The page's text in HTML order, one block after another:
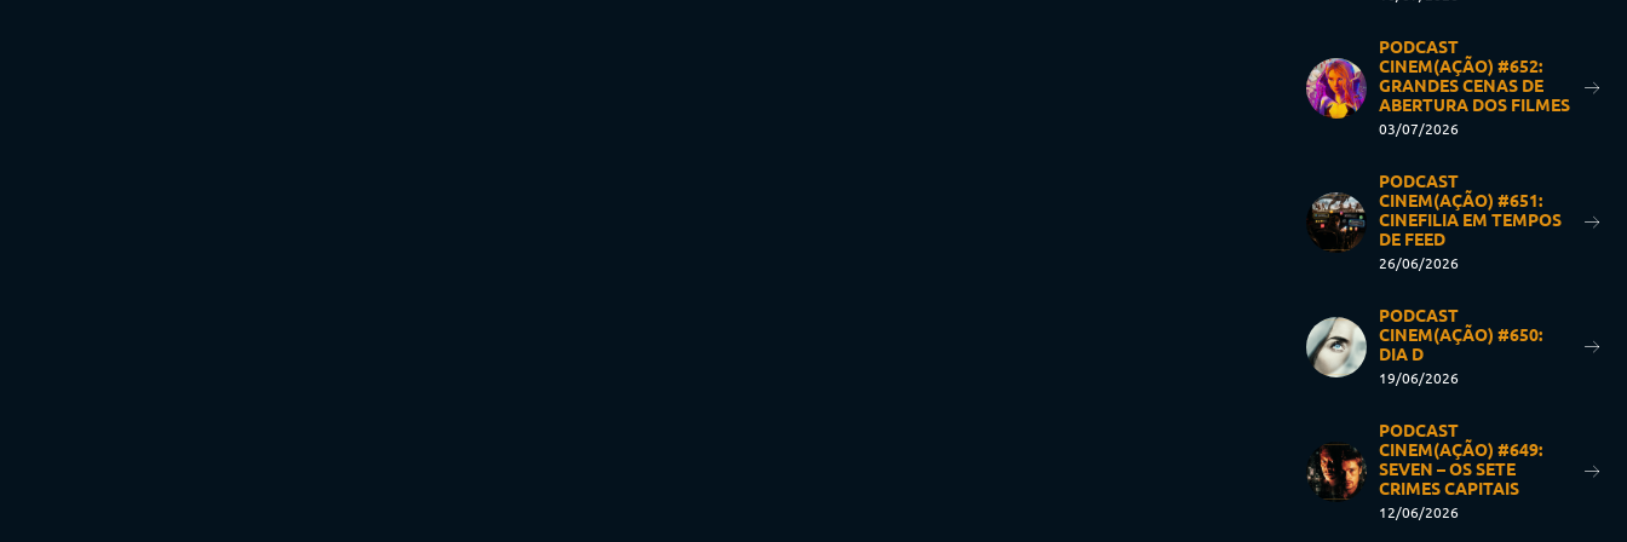
PODCAST
CINEM(AÇÃO) #652:
GRANDES CENAS DE
ABERTURA DOS FILMES
03/07/2026
PODCAST
CINEM(AÇÃO) #651:
CINEFILIA EM TEMPOS
DE FEED
26/06/2026
PODCAST
CINEM(AÇÃO) #650:
DIA D
19/06/2026
PODCAST
CINEM(AÇÃO) #649:
SEVEN – OS SETE
CRIMES CAPITAIS
12/06/2026